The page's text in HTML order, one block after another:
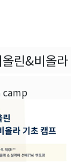
린&비올